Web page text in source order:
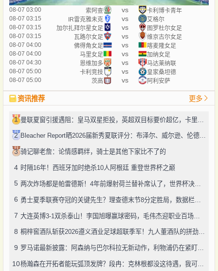
08-07 03:00 索阿查 vs
卡利博卡青年
08-07 03:15
IR雷克雅未克 vs
艾格尔
08-07 03:15
加尔扎拜尔星女足 vs
图罗杜尔女足
08-07 03:15
瓦路尔女足 vs
维京古尔女足
08-07 04:00
佛得角女足 vs
喀麦隆女足
08-07 04:00
马里女足 vs
加纳女足
08-07 04:30
恩维加多 vs
马达莱纳联
08-07 05:00
卡利竞技 vs
皇家桑坦德
08-07 05:00
茨高 vs 阿利安萨
资讯推荐 更多
1
2 Bleacher Report晒2026届新秀夏联评分：布泽尔、威尔逊、伦德博格摘A
3 骑记聊老詹：论情感羁绊，骑士是其他下家比不了的
4 时隔16年！西班牙加时绝杀10人阿根廷 重登世界杯之巅
5 两次炸场都是帕雷德斯！4年前爆射荷兰替补席认了，世界杯决赛再演冲突
6
7 大连英博3-1双杀泰山！李国旭曝赢球密码，毛伟杰迎职业百场里程碑
8 桐梓窖酒队斩获2026遵义酒业足球超联季军！九人董酒队的拼劲太戳人
9 罗马诺最新披露：阿森纳与巴尔科拉无新动作，利物浦仍在紧盯目标
10 杨瀚森在开拓者能玩弧顶发牌？段冉：克林根都没这待遇，我可不太看好